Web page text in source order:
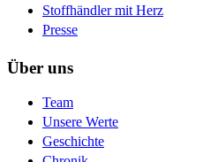
Stoffhändler mit Herz
Presse
Über uns
Team
Unsere Werte
Geschichte